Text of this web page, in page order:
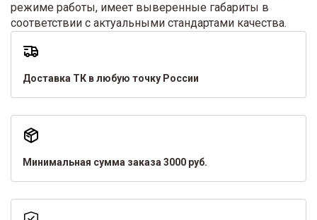
режиме работы, имеет выверенные габариты в
соответствии с актуальными стандартами качества.
Доставка ТК в любую точку России
Минимальная сумма заказа 3000 руб.